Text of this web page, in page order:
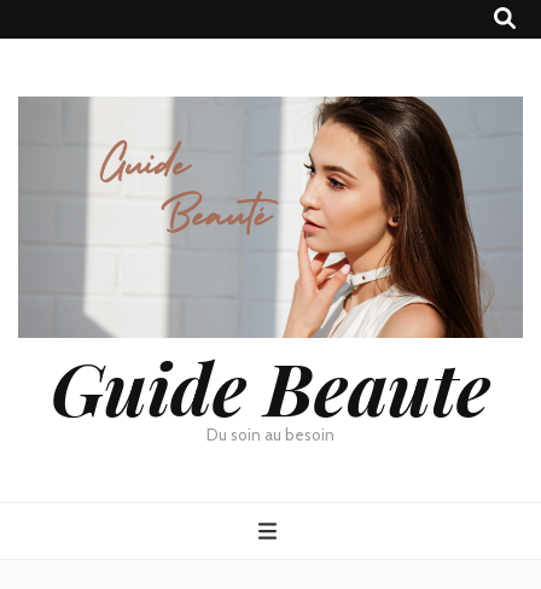
Guide Beaute
Du soin au besoin